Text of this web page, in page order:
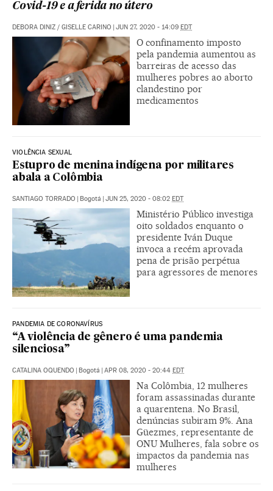
Covid-19 e a ferida no útero
DEBORA DINIZ / GISELLE CARINO | JUN 27, 2020 - 14:09 EDT
O confinamento imposto
pela pandemia aumentou as
barreiras de acesso das
mulheres pobres ao aborto
clandestino por
medicamentos
VIOLÊNCIA SEXUAL
Estupro de menina indígena por militares
abala a Colômbia
SANTIAGO TORRADO | Bogotá | JUN 25, 2020 - 08:02 EDT
Ministério Público investiga
oito soldados enquanto o
presidente Iván Duque
invoca a recém aprovada
pena de prisão perpétua
para agressores de menores
PANDEMIA DE CORONAVÍRUS
“A violência de gênero é uma pandemia
silenciosa”
CATALINA OQUENDO | Bogotá | APR 08, 2020 - 20:44 EDT
Na Colômbia, 12 mulheres
foram assassinadas durante
a quarentena. No Brasil,
denúncias subiram 9%. Ana
Güezmes, representante de
ONU Mulheres, fala sobre os
impactos da pandemia nas
mulheres